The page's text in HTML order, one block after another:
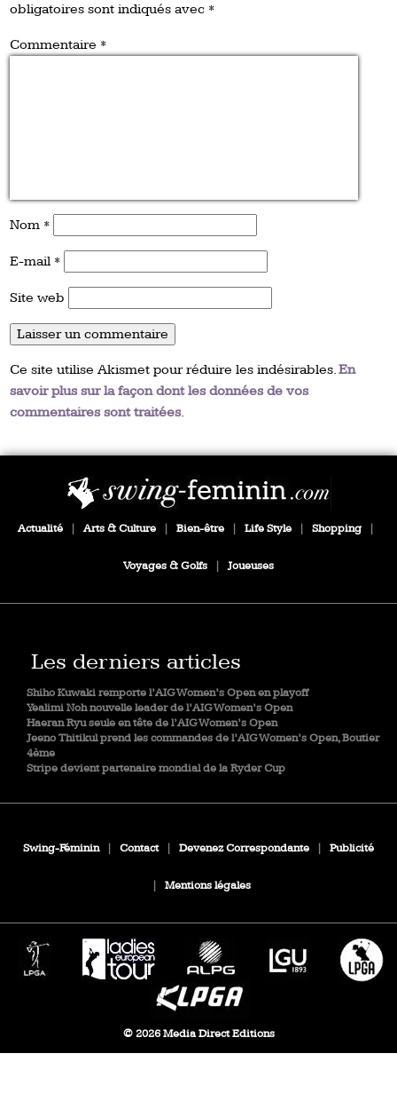
obligatoires sont indiqués avec *
Commentaire *
Nom *
E-mail *
Site web
Ce site utilise Akismet pour réduire les indésirables.En
savoir plus sur la façon dont les données de vos
commentaires sont traitées.
Actualité Arts & Culture Bien-être Life Style Shopping
Voyages & Golfs Joueuses
Les derniers articles
Shiho Kuwaki remporte l’AIG Women’s Open en playoff
Yealimi Noh nouvelle leader de l’AIG Women’s Open
Haeran Ryu seule en tête de l’AIG Women’s Open
Jeeno Thitikul prend les commandes de l’AIG Women’s Open, Boutier
4ème
Stripe devient partenaire mondial de la Ryder Cup
Swing-Féminin Contact Devenez Correspondante Publicité
Mentions légales
© 2026 Media Direct Editions